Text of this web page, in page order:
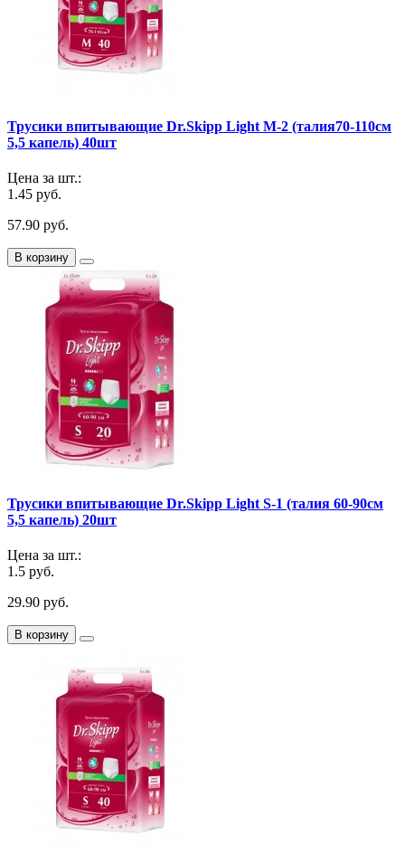
Трусики впитывающие Dr.Skipp Light M-2 (талия70-110см
5,5 капель) 40шт
Цена за шт.:
1.45 руб.
57.90 руб.
В корзину
Трусики впитывающие Dr.Skipp Light S-1 (талия 60-90см
5,5 капель) 20шт
Цена за шт.:
1.5 руб.
29.90 руб.
В корзину